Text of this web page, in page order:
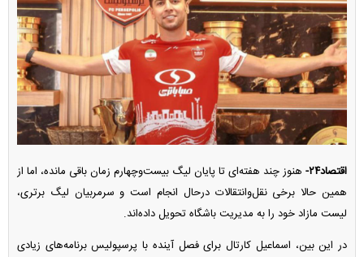
اقتصاد۲۴-
هنوز چند هفته‌ای تا پایان لیگ بیست‌وچهارم زمان باقی مانده، اما از
همین حالا برخی نقل‌وانتقالات درحال انجام است و سرمربیان لیگ برتری،
لیست مازاد خود را به مدیریت باشگاه تحویل داده‌اند.
در این بین، اسماعیل کارتال برای فصل آینده با پرسپولیس برنامه‌های زیادی